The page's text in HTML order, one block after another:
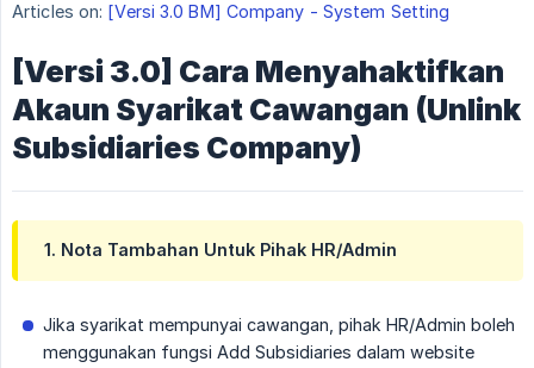
Articles on: [Versi 3.0 BM] Company - System Setting
[Versi 3.0] Cara Menyahaktifkan
Akaun Syarikat Cawangan (Unlink
Subsidiaries Company)
1. Nota Tambahan Untuk Pihak HR/Admin
Jika syarikat mempunyai cawangan, pihak HR/Admin boleh
menggunakan fungsi Add Subsidiaries dalam website